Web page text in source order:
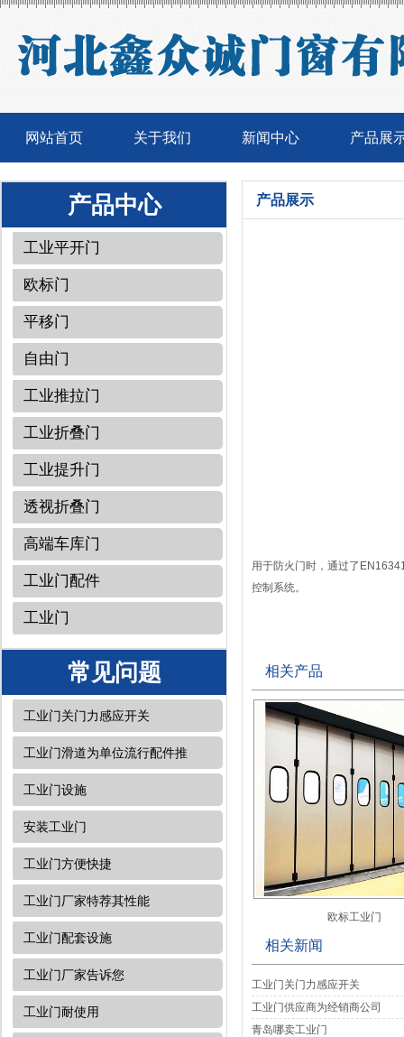
网站首页 关于我们 新闻中心 产品展
产品中心
工业平开门
欧标门
平移门
自由门
工业推拉门
工业折叠门
工业提升门
透视折叠门
高端车库门
工业门配件
工业门
常见问题
工业门关门力感应开关
工业门滑道为单位流行配件推
工业门设施
安装工业门
工业门方便快捷
工业门厂家特荐其性能
工业门配套设施
工业门厂家告诉您
工业门耐使用
产品展示
用于防火门时，通过了
控制系统。
相关产品
欧标工业门
相关新闻
工业门关门力感应开关
工业门供应商为经销商公司
青岛哪卖工业门